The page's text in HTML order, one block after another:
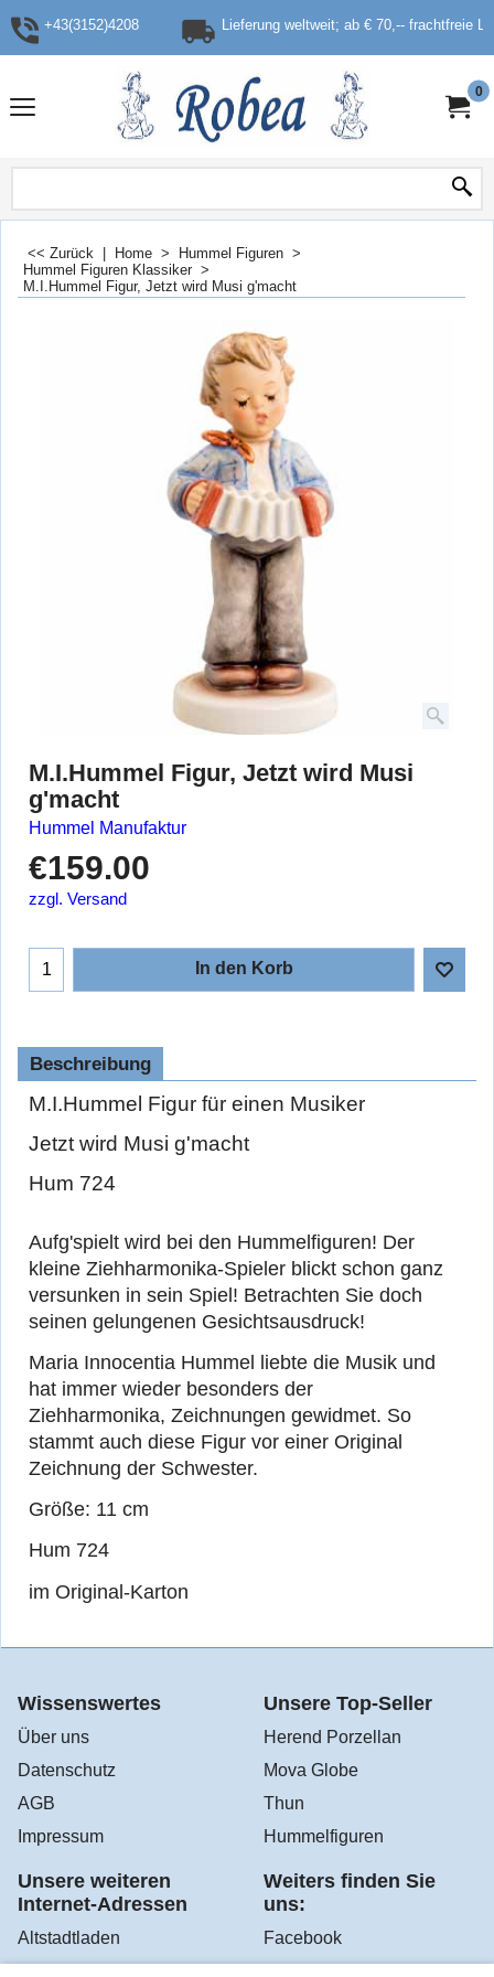
+43(3152)4208 Lieferung weltweit; ab € 70,-- frachtfreie
0
<< Zurück Home > Hummel Figuren >
Hummel Figuren Klassiker >
M.I.Hummel Figur, Jetzt wird Musi g'macht
M.I.Hummel Figur, Jetzt wird Musi
g'macht
Hummel Manufaktur
€159.00
zzgl. Versand
In den Korb
Beschreibung
M.I.Hummel Figur für einen Musiker
Jetzt wird Musi g'macht
Hum 724
Aufg'spielt wird bei den Hummelfiguren! Der
kleine Ziehharmonika-Spieler blickt schon ganz
versunken in sein Spiel! Betrachten Sie doch
seinen gelungenen Gesichtsausdruck!
Maria Innocentia Hummel liebte die Musik und
hat immer wieder besonders der
Ziehharmonika, Zeichnungen gewidmet. So
stammt auch diese Figur vor einer Original
Zeichnung der Schwester.
Größe: 11 cm
Hum 724
im Original-Karton
Wissenswertes
Über uns
Datenschutz
AGB
Impressum
Unsere Top-Seller
Herend Porzellan
Mova Globe
Thun
Hummelfiguren
Unsere weiteren
Internet-Adressen
Altstadtladen
Weiters finden Sie
uns:
Facebook